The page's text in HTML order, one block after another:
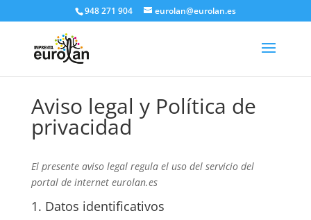
948 271 904 eurolan@eurolan.es
Aviso legal y Política de
privacidad
El presente aviso legal regula el uso del servicio del
portal de internet eurolan.es
1. Datos identificativos